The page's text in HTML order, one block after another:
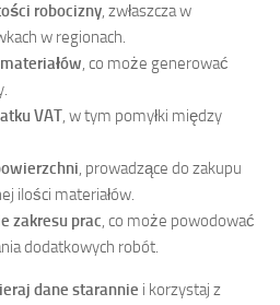
robocizny, zwłaszcza w
w regionach.
, co może generować
VAT, w tym pomyłki między
, prowadzące do zakupu
ilości materiałów.
zakresu prac, co może powodować
dodatkowych robót.
dane starannie i korzystaj z